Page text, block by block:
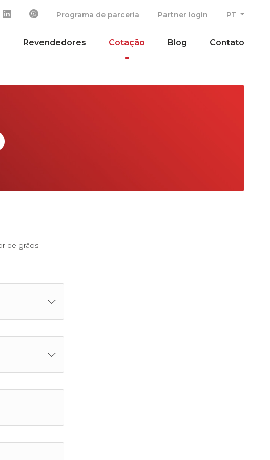
Revendedores Cotação Blog Contato
Programa de parceria Partner login PT
de grãos